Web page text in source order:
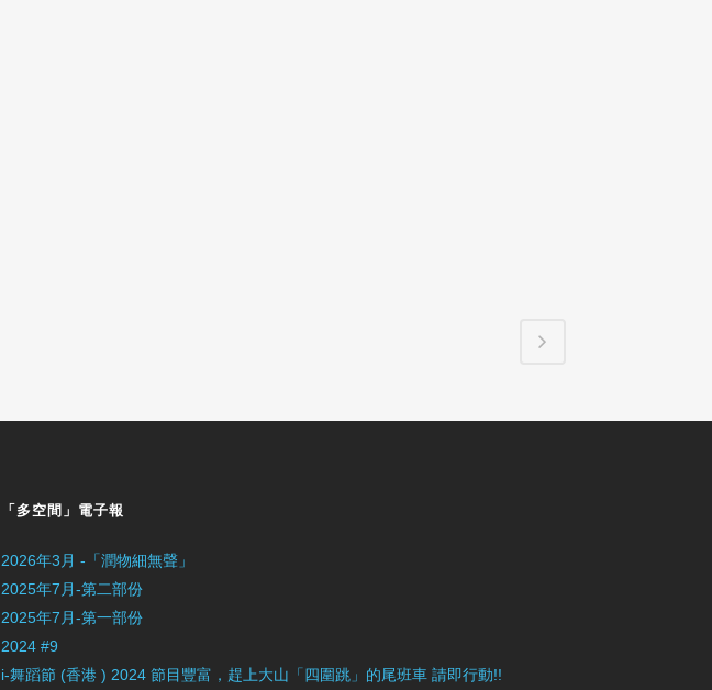
「多空間」電子報
2026年3月 -「潤物細無聲」
2025年7月-第二部份
2025年7月-第一部份
2024 #9
i-舞蹈節 (香港 ) 2024 節目豐富，趕上大山「四圍跳」的尾班車 請即行動!!